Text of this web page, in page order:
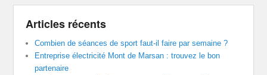
Articles récents
Combien de séances de sport faut-il faire par semaine ?
Entreprise électricité Mont de Marsan : trouvez le bon
partenaire